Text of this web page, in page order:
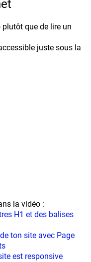
que de lire un
juste sous la
la vidéo :
H1 et des balises
ton site avec Page
est responsive